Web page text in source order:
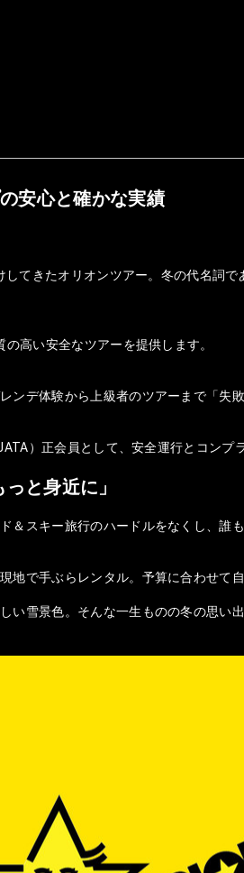
安心と確かな実績
てきたオリオンツアー。冬の代名詞
高い安全なツアーを提供します。
デ体験から上級者のツアーまで「失
）正会員として、安全運行とコンプ
と身近に」
＆スキー旅行のハードルをなくし、
で手ぶらレンタル。予算に合わせて
い雪景色。そんな一生ものの冬の思